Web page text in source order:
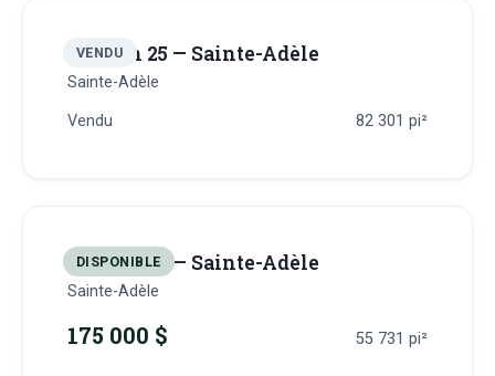
VENDU
Terrain 25 — Sainte-Adèle
Sainte-Adèle
Vendu 82 301 pi²
DISPONIBLE
Terrain 26 — Sainte-Adèle
Sainte-Adèle
175 000 $ 55 731 pi²